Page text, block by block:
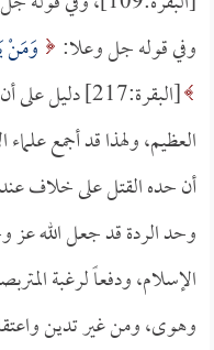
وفي قوله جل وعلا:
وَمَنْ
[البقرة:217]
العظيم، ولهذا قد أجمع
أن حده القتل على خلاف عند
وحد الردة قد جعل الله عز
الإسلام، ودفعاً لرغبة
وهوى، ومن غير تدين